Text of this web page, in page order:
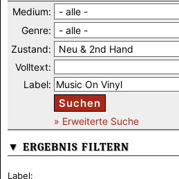
Medium:
Genre:
Zustand:
Volltext:
Label:
Suchen
» Erweiterte Suche
▼ ERGEBNIS FILTERN
Label: